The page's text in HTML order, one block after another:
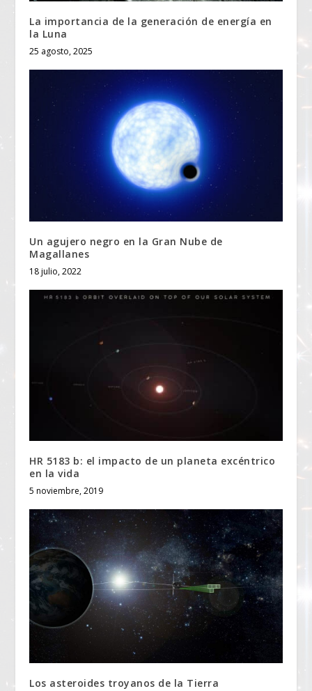
La importancia de la generación de energía en
la Luna
25 agosto, 2025
Un agujero negro en la Gran Nube de
Magallanes
18 julio, 2022
HR 5183 b: el impacto de un planeta excéntrico
en la vida
5 noviembre, 2019
Los asteroides troyanos de la Tierra